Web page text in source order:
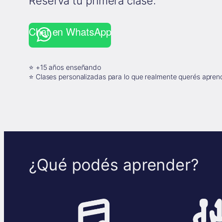
Chat en WhatsApp
⭐ +15 años enseñando
⭐ Clases personalizadas para lo que realmente querés
¿Qué podés aprender?